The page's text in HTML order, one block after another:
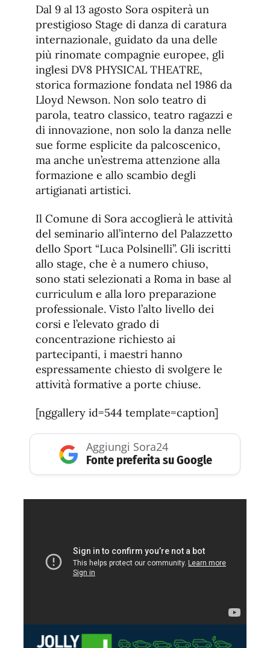
Dal 9 al 13 agosto Sora ospiterà un
prestigioso Stage di danza di caratura
internazionale, guidato da una delle
più rinomate compagnie europee, gli
inglesi DV8 PHYSICAL THEATRE,
storica formazione fondata nel 1986 da
Lloyd Newson. Non solo teatro di
parola, teatro classico, teatro ragazzi e
di innovazione, non solo la danza nelle
sue forme esplicite da palcoscenico,
ma anche un’estrema attenzione alla
formazione e allo scambio degli
artigianati artistici.
Il Comune di Sora accoglierà le attività
del seminario all’interno del Palazzetto
dello Sport “Luca Polsinelli”. Gli iscritti
allo stage, che è a numero chiuso,
sono stati selezionati a Roma in base al
curriculum e alla loro preparazione
professionale. Visto l’alto livello dei
corsi e l’elevato grado di
concentrazione richiesto ai
partecipanti, i maestri hanno
espressamente chiesto di svolgere le
attività formative a porte chiuse.
[nggallery id=544 template=caption]
Aggiungi Sora24
Fonte preferita su Google